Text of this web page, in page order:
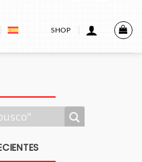
SHOP